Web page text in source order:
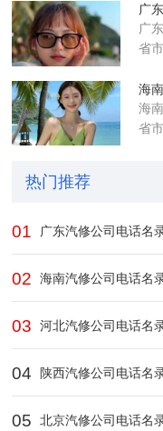
广
广
省
海
海
省
热门推荐
01 广东汽修公司电话名
02 海南汽修公司电话名
03 河北汽修公司电话名
04 陕西汽修公司电话名
05 北京汽修公司电话名